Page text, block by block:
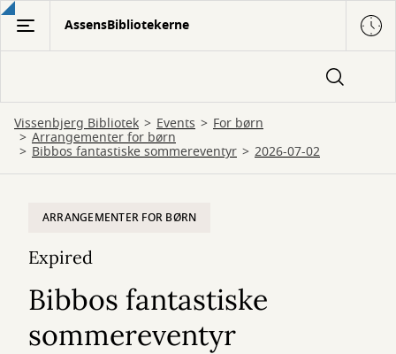
Gå
hovedindhold
AssensBibliotekerne
Vissenbjerg Bibliotek Events For børn
Arrangementer for børn
Bibbos fantastiske sommereventyr 2026-07-02
ARRANGEMENTER FOR BØRN
Expired
Bibbos fantastiske
sommereventyr